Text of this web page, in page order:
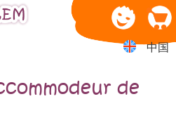
to navigation
中国
de